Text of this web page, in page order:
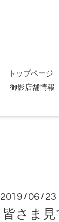
トップページ
御影店舗情報
2019 / 06 / 23
皆さま